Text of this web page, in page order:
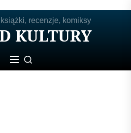
recenzje, komiksy
KULTURY